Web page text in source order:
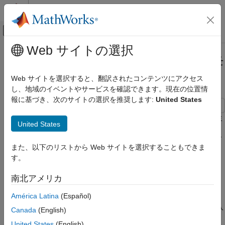
コンテンツへスキップ
オフキャンバス ナビゲーション メ
ドキュメンテーションのホーム
Control System Toolbox
動的システム モデル
項目一覧
[平衡化打ち切り] タブを開く
複数の近似の計算
ルの比較
データ ブラウザーに低次元化されたモデル
メインコンテンツ
Model Reducer アプリを使用したモ
デル次数の低次元化
この例では、Model Reducer アプリを使用して、重要なダイナミ
クスを保持しながらモデル次数を低次元化する方法を示します。
この例では、システム応答に対するエネルギーの寄与に基づいて
状態を消去する平衡化打ち切り方法について説明します。
この例では、ロサンゼルス大学病院ビルのモデルを使用します。
このビルは 8 階建てで、各階には 2 つの変位と 1 つの回転とい
う 3 つの自由度があります。これらのいずれかの変位に対する入
Web サイトの選択
Web サイトを選択すると、翻訳されたコンテンツにアクセス
し、地域のイベントやサービスを確認できます。現在の位置情
報に基づき、次のサイトの選択を推奨します: United States
United States
また、以下のリストから Web サイトを選択することもできま
す。
南北アメリカ
América Latina (Español)
Canada (English)